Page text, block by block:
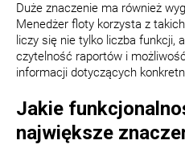
Duże znaczenie ma również
Menedżer floty korzysta z
liczy się nie tylko liczba funkcji,
czytelność raportów i
informacji dotyczących
Jakie
największe